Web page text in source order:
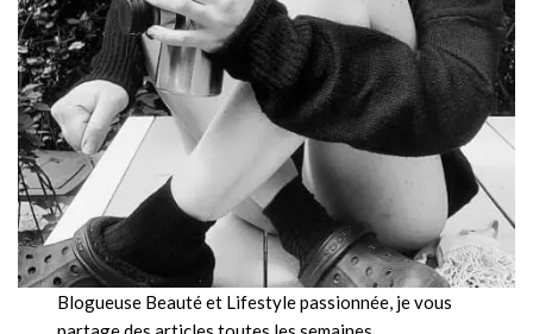
Blogueuse Beauté et Lifestyle passionnée, je vous